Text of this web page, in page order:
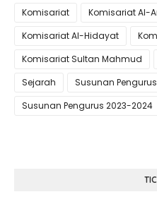
Komisariat
Komisariat Al-
Komisariat Al-Hidayat
Komisariat Sultan Mahmud
Sejarah
Susunan
Susunan Pengurus 2023-2024